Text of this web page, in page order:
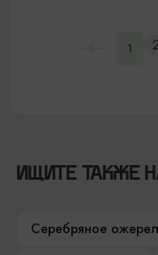
1 2
ИЩИТЕ ТАКЖЕ
Серебряное